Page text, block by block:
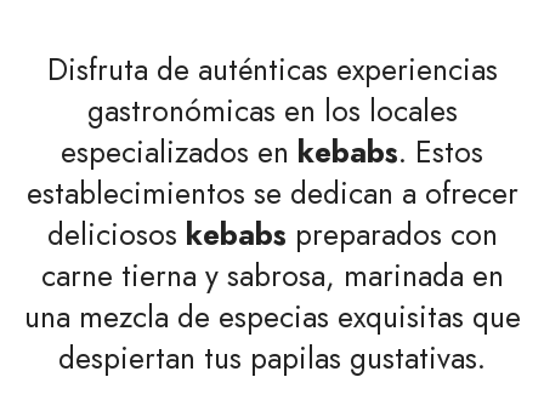
Disfruta de auténticas experiencias
gastronómicas en los locales
especializados en kebabs. Estos
establecimientos se dedican a ofrecer
deliciosos kebabs preparados con
carne tierna y sabrosa, marinada en
una mezcla de especias exquisitas que
despiertan tus papilas gustativas.